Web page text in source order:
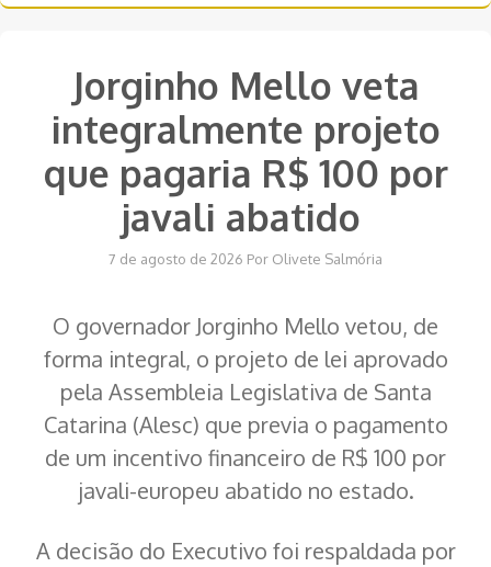
Jorginho Mello veta
integralmente projeto
que pagaria R$ 100 por
javali abatido
7 de agosto de 2026 Por Olivete Salmória
O governador Jorginho Mello vetou, de
forma integral, o projeto de lei aprovado
pela Assembleia Legislativa de Santa
Catarina (Alesc) que previa o pagamento
de um incentivo financeiro de R$ 100 por
javali-europeu abatido no estado.
A decisão do Executivo foi respaldada por